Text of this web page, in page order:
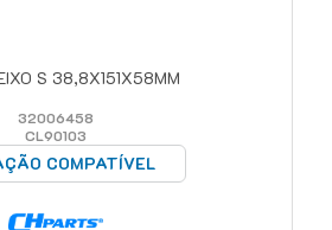
S 38,8X151X58MM
32006458
CL90103
COMPATÍVEL